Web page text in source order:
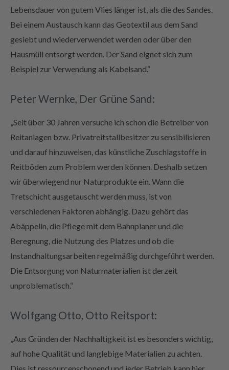
Lebensdauer von gutem Vlies länger ist, als die des Sandes.
Bei einem Austausch kann das Geotextil aus dem Sand
gesiebt und wiederverwendet werden oder über den
Hausmüll entsorgt werden. Der Sand eignet sich zum
Beispiel zur Verwendung als Kabelsand.“
Peter Wernke, Der Grüne Sand:
„Seit über 30 Jahren versuche ich schon die Betreiber von
Reitanlagen bzw. Privatreitstallbesitzer zu sensibilisieren
und darauf hinzuweisen, das künstliche Zuschlagstoffe in
Reitböden zum Problem werden können. Deshalb setzen
wir überwiegend nur Naturprodukte ein. Wann die
Tretschicht ausgetauscht werden muss, ist von
verschiedenen Faktoren abhängig. Dazu gehört das
Abäppelln, die Pflege mit dem Bahnplaner und die
Beregnung, die Nutzung des Platzes und ob die
Instandhaltungsarbeiten regelmäßig durchgeführt werden.
Die Entsorgung von Naturmaterialien ist derzeit
unproblematisch.“
Wolfgang Otto, Otto Reitsport:
„Aus Gründen der Nachhaltigkeit ist es besonders wichtig,
auf hohe Qualität und langlebige Materialien zu achten.